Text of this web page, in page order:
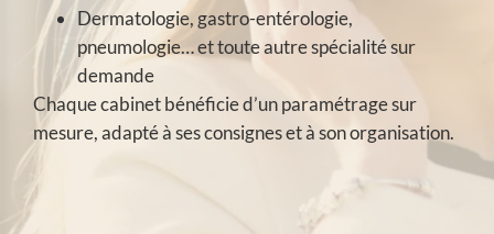
Dermatologie, gastro-entérologie,
pneumologie… et toute autre spécialité sur
demande
Chaque cabinet bénéficie d’un paramétrage sur
mesure, adapté à ses consignes et à son organisation.